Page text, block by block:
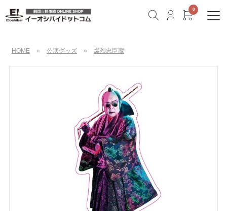
HOME » 公演グッズ » 爆烈忠臣蔵